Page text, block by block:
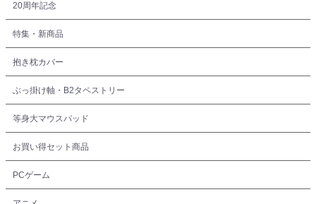
20周年記念
特集・新商品
抱き枕カバー
ぶっ掛け軸・B2タペストリー
等身大マウスパッド
お買い得セット商品
PCゲーム